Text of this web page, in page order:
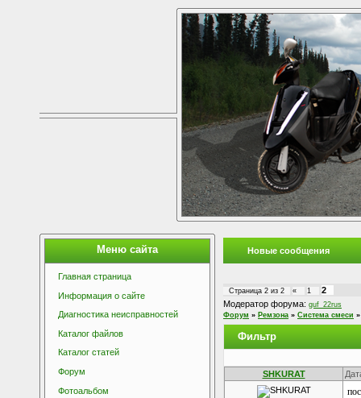
Меню сайта
Главная страница
Информация о сайте
Диагностика неисправностей
Каталог файлов
Каталог статей
Форум
Фотоальбом
Новые сообщения
Страница 2 из 2 « 1
2
Модератор форума: guf_22rus
Форум » Ремзона » Система смеси »
Фильтр
SHKURAT